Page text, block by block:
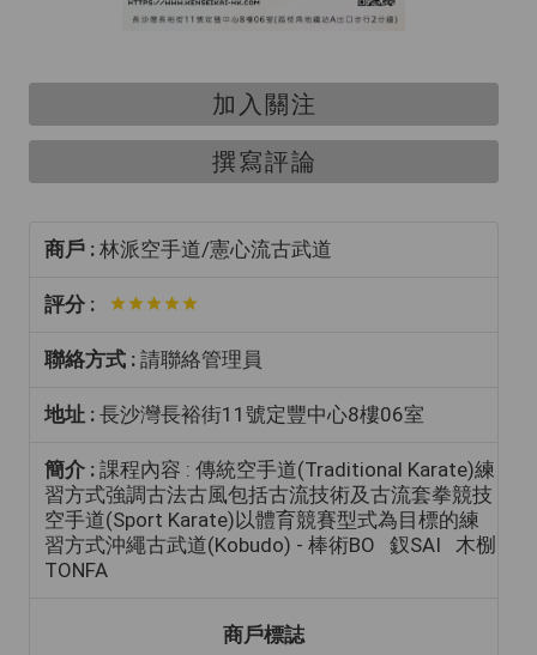
加入關注
撰寫評論
商戶 : 林派空手道/憲心流古武道
評分 :
聯絡方式 : 請聯絡管理員
地址 : 長沙灣長裕街11號定豐中心8樓06室
簡介 : 課程內容 : 傳統空手道(Traditional Karate)練
習方式強調古法古風包括古流技術及古流套拳競技
空手道(Sport Karate)以體育競賽型式為目標的練
習方式沖繩古武道(Kobudo) - 棒術BO 釵SAI 木㭭
TONFA
商戶標誌